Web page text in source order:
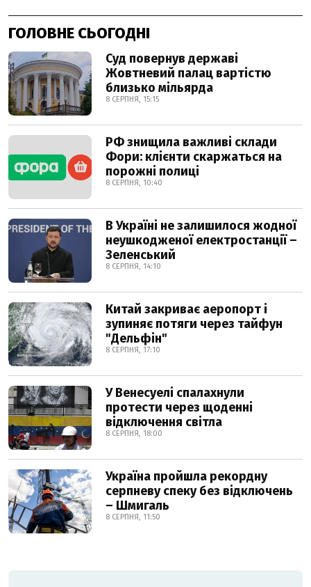
ГОЛОВНЕ СЬОГОДНІ
Суд повернув державі
Жовтневий палац вартістю
близько мільярда
8 СЕРПНЯ, 15:15
РФ знищила важливі склади
Фори: клієнти скаржаться на
порожні полиці
8 СЕРПНЯ, 10:40
В Україні не залишилося жодної
неушкодженої електростанції –
Зеленський
8 СЕРПНЯ, 14:10
Китай закриває аеропорт і
зупиняє потяги через тайфун
"Дельфін"
8 СЕРПНЯ, 17:10
У Венесуелі спалахнули
протести через щоденні
відключення світла
8 СЕРПНЯ, 18:00
Україна пройшла рекордну
серпневу спеку без відключень
– Шмигаль
8 СЕРПНЯ, 11:50